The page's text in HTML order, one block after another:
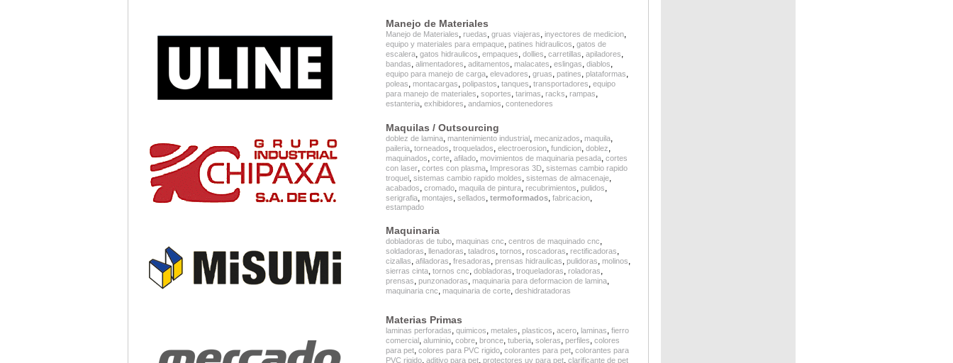
Manejo de Materiales
Manejo de Materiales, ruedas, gruas viajeras, inyectores de medicion,
equipo y materiales para empaque, patines hidraulicos, gatos de
escalera, gatos hidraulicos, empaques, dollies, carretillas, apiladores,
bandas, alimentadores, aditamentos, malacates, eslingas, diablos,
equipo para manejo de carga, elevadores, gruas, patines, plataformas,
poleas, montacargas, polipastos, tanques, transportadores, equipo
para manejo de materiales, soportes, tarimas, racks, rampas,
estanteria, exhibidores, andamios, contenedores
Maquilas / Outsourcing
doblez de lamina, mantenimiento industrial, mecanizados, maquila,
paileria, torneados, troquelados, electroerosion, fundicion, doblez,
maquinados, corte, afilado, movimientos de maquinaria pesada, cortes
con laser, cortes con plasma, Impresoras 3D, sistemas cambio rapido
troquel, sistemas cambio rapido moldes, sistemas de almacenaje,
acabados, cromado, maquila de pintura, recubrimientos, pulidos,
serigrafia, montajes, sellados, termoformados, fabricacion,
estampado
Maquinaria
dobladoras de tubo, maquinas cnc, centros de maquinado cnc,
soldadoras, llenadoras, taladros, tornos, roscadoras, rectificadoras,
cizallas, afiladoras, fresadoras, prensas hidraulicas, pulidoras, molinos,
sierras cinta, tornos cnc, dobladoras, troqueladoras, roladoras,
prensas, punzonadoras, maquinaria para deformacion de lamina,
maquinaria cnc, maquinaria de corte, deshidratadoras
Materias Primas
laminas perforadas, quimicos, metales, plasticos, acero, laminas, fierro
comercial, aluminio, cobre, bronce, tuberia, soleras, perfiles, colores
para pet, colores para PVC rigido, colorantes para pet, colorantes para
PVC rigido, aditivo para pet, protectores uv para pet, clarificante de pet